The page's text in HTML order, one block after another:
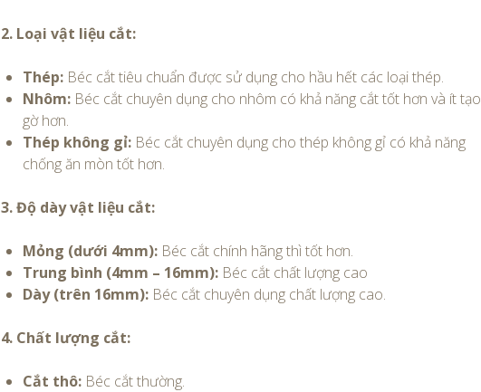
2. Loại vật liệu cắt:
Thép: Béc cắt tiêu chuẩn được sử dụng cho hầu hết các loại thép.
Nhôm: Béc cắt chuyên dụng cho nhôm có khả năng cắt tốt hơn và ít tạo
gờ hơn.
Thép không gỉ: Béc cắt chuyên dụng cho thép không gỉ có khả năng
chống ăn mòn tốt hơn.
3. Độ dày vật liệu cắt:
Mỏng (dưới 4mm): Béc cắt chính hãng thì tốt hơn.
Trung bình (4mm – 16mm): Béc cắt chất lượng cao
Dày (trên 16mm): Béc cắt chuyên dụng chất lượng cao.
4. Chất lượng cắt:
Cắt thô: Béc cắt thường.